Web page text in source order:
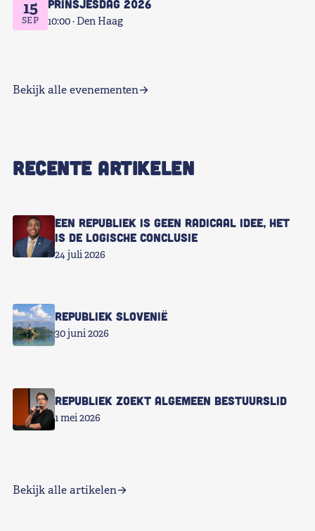
15
SEP
Prinsjesdag 2026
10:00 Den Haag
Bekijk alle evenementen
RECENTE ARTIKELEN
Een republiek is geen radicaal idee, het
is de logische conclusie
24 juli 2026
Republiek Slovenië
30 juni 2026
Republiek zoekt Algemeen Bestuurslid
1 mei 2026
Bekijk alle artikelen